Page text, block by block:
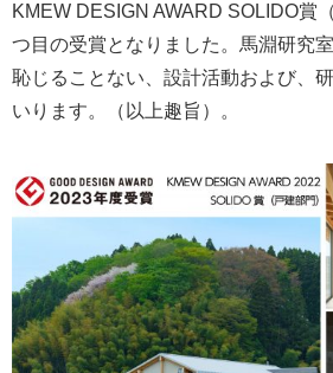
KMEW DESIGN AWARD SOLIDO賞
つ目の受賞となりました。馬淵研究
恥じることない、設計活動および、
いります。（以上趣旨）。